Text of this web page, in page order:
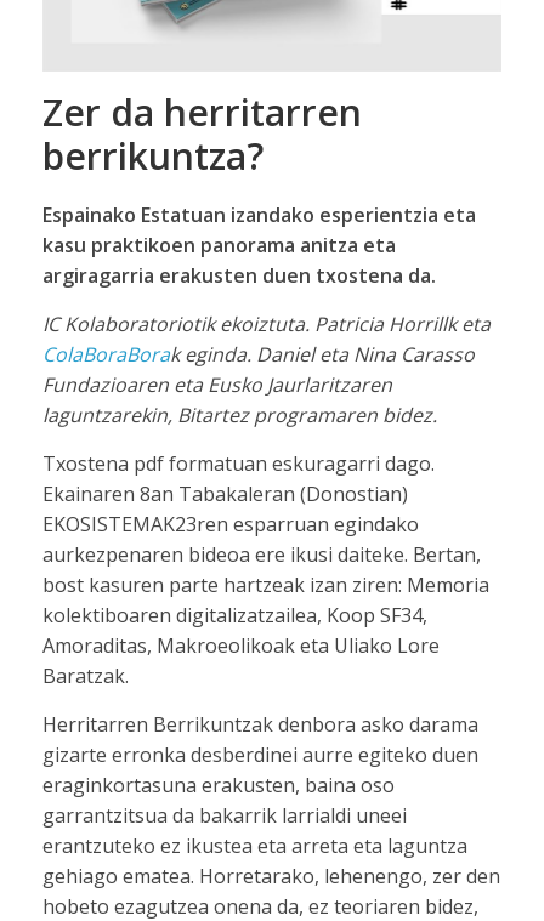
Zer da herritarren
berrikuntza?
Espainako Estatuan izandako esperientzia eta
kasu praktikoen panorama anitza eta
argiragarria erakusten duen txostena da.
IC Kolaboratoriotik ekoiztuta. Patricia Horrillk eta
ColaBoraBorak eginda. Daniel eta Nina Carasso
Fundazioaren eta Eusko Jaurlaritzaren
laguntzarekin, Bitartez programaren bidez.
Txostena pdf formatuan eskuragarri dago.
Ekainaren 8an Tabakaleran (Donostian)
EKOSISTEMAK23ren esparruan egindako
aurkezpenaren bideoa ere ikusi daiteke. Bertan,
bost kasuren parte hartzeak izan ziren: Memoria
kolektiboaren digitalizatzailea, Koop SF34,
Amoraditas, Makroeolikoak eta Uliako Lore
Baratzak.
Herritarren Berrikuntzak denbora asko darama
gizarte erronka desberdinei aurre egiteko duen
eraginkortasuna erakusten, baina oso
garrantzitsua da bakarrik larrialdi uneei
erantzuteko ez ikustea eta arreta eta laguntza
gehiago ematea. Horretarako, lehenengo, zer den
hobeto ezagutzea onena da, ez teoriaren bidez,